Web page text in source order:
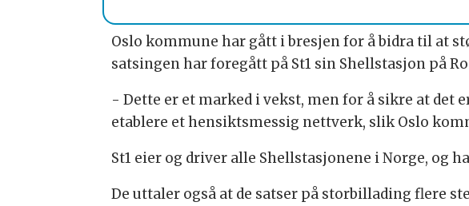
Oslo kommune har gått i bresjen for å bidra til at
satsingen har foregått på St1 sin Shellstasjon på
- Dette er et marked i vekst, men for å sikre at
etablere et hensiktsmessig nettverk, slik Oslo
St1 eier og driver alle Shellstasjonene i Norge, og
De uttaler også at de satser på storbillading flere